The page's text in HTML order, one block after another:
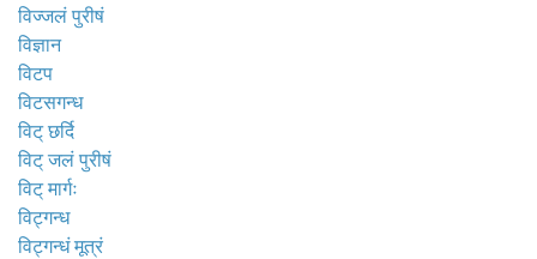
विज्जलं पुरीषं
विज्ञान
विटप
विटसगन्ध
विट् छर्दि
विट् जलं पुरीषं
विट् मार्गः
विट्गन्ध
विट्गन्धं मूत्रं